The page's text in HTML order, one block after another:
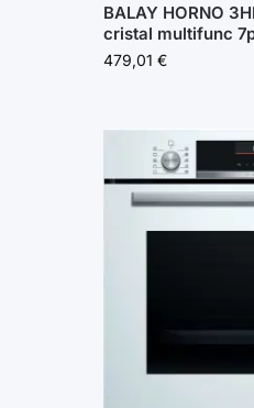
BALAY HORNO
cristal multifunc
479,01 €